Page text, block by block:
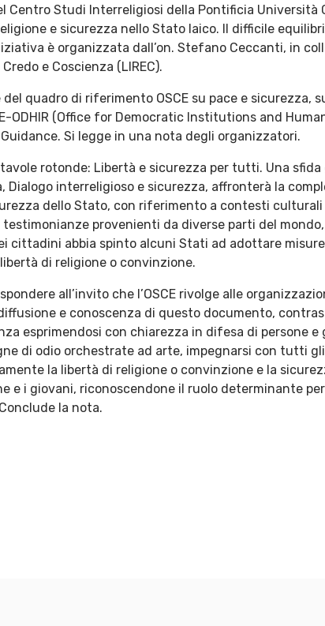
Centro Studi Interreligiosi della Pontificia Università
e sicurezza nello Stato laico. Il difficile
è organizzata dall’on. Stefano Ceccanti, in
e Coscienza (LIREC).
quadro di riferimento OSCE su pace e sicurezza,
ODHIR (Office for Democratic Institutions and
Si legge in una nota degli organizzatori.
rotonde: Libertà e sicurezza per tutti. Una sfida
Dialogo interreligioso e sicurezza, affronterà la
dello Stato, con riferimento a contesti culturali
provenienti da diverse parti del
cittadini abbia spinto alcuni Stati ad adottare
di religione o convinzione.
all’invito che l’OSCE rivolge alle
e conoscenza di questo documento,
esprimendosi con chiarezza in difesa di persone
di odio orchestrate ad arte, impegnarsi con tutti
la libertà di religione o convinzione e la
e i giovani, riconoscendone il ruolo determinante
la nota.